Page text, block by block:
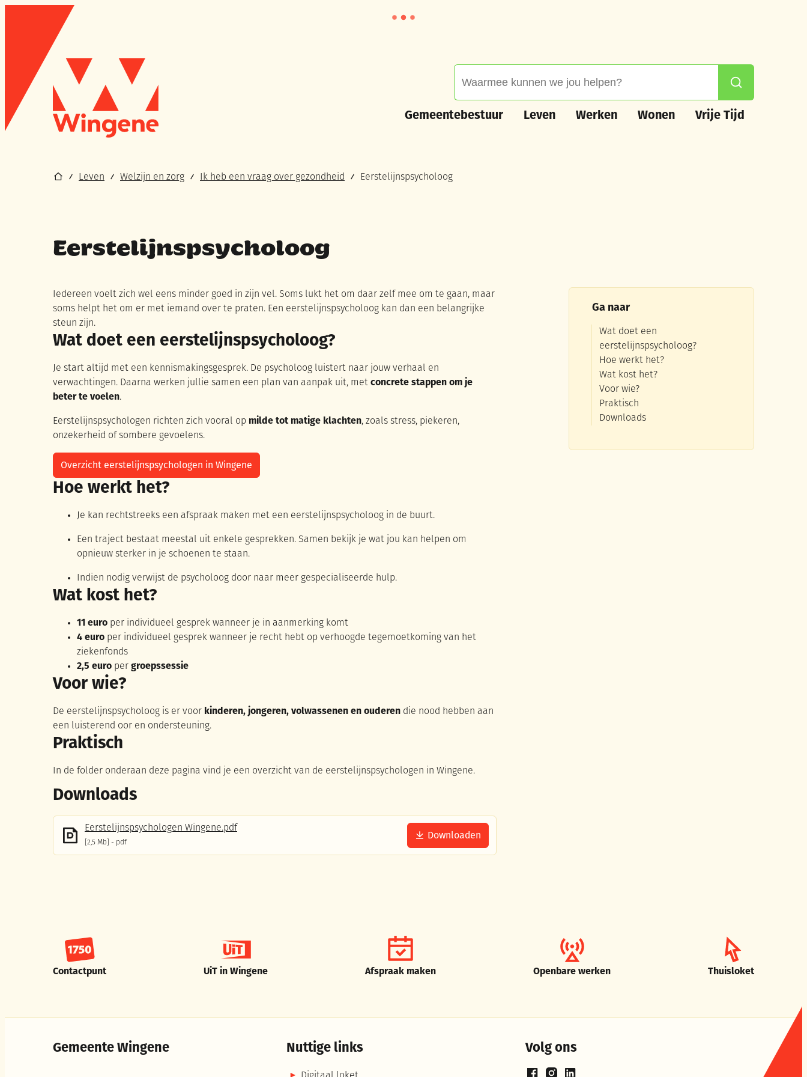
Naar inhoud
Wingene
Zoeken
Gemeentebestuur Leven Werken Wonen
Vrije Tijd
Vrije Tijd
Startpagina
Leven Welzijn en zorg Ik heb een vraag over gezondheid Eerstelijnspsycholoog
Eerstelijnspsycholoog
Iedereen voelt zich wel eens minder goed in zijn vel. Soms lukt het om daar zelf mee om te gaan, maar
soms helpt het om er met iemand over te praten. Een eerstelijnspsycholoog kan dan een belangrijke
steun zijn.
Wat doet een eerstelijnspsycholoog?
Je start altijd met een kennismakingsgesprek. De psycholoog luistert naar jouw verhaal en
verwachtingen. Daarna werken jullie samen een plan van aanpak uit, met concrete stappen om je
beter te voelen.
Eerstelijnspsychologen richten zich vooral op milde tot matige klachten, zoals stress, piekeren,
onzekerheid of sombere gevoelens.
Overzicht eerstelijnspsychologen in Wingene
Hoe werkt het?
Je kan rechtstreeks een afspraak maken met een eerstelijnspsycholoog in de buurt.
Een traject bestaat meestal uit enkele gesprekken. Samen bekijk je wat jou kan helpen om
opnieuw sterker in je schoenen te staan.
Indien nodig verwijst de psycholoog door naar meer gespecialiseerde hulp.
Wat kost het?
11 euro per individueel gesprek wanneer je in aanmerking komt
4 euro per individueel gesprek wanneer je recht hebt op verhoogde tegemoetkoming van het
ziekenfonds
2,5 euro per groepssessie
Voor wie?
De eerstelijnspsycholoog is er voor kinderen, jongeren, volwassenen en ouderen die nood hebben aan
een luisterend oor en ondersteuning.
Praktisch
In de folder onderaan deze pagina vind je een overzicht van de eerstelijnspsychologen in Wingene.
Downloads
Eerstelijnspsychologen Wingene.pdf
2,5 Mb pdf
Downloaden
Ga naar
Wat doet een
eerstelijnspsycholoog?
Hoe werkt het?
Wat kost het?
Voor wie?
Praktisch
Downloads
Contactpunt UiT in Wingene Afspraak maken Openbare werken Thuisloket
Gemeente Wingene Nuttige links Volg ons